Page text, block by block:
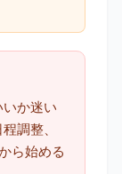
か迷い
調整、
ら始める